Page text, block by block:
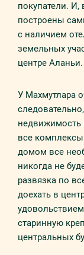
покупатели.
построены
с наличием
земельных
центре Аланьи.
У Махмутлара
недвижимость
все
домом все
никогда не
развязка по
доехать в
старинную
центральных